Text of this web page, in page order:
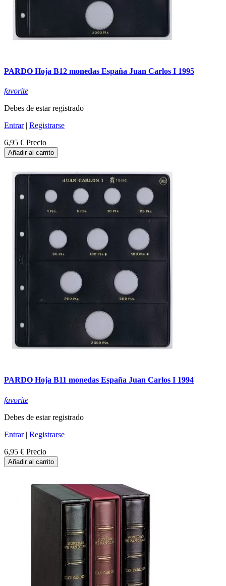
PARDO Hoja B12 monedas España Juan Carlos I 1995
favorite
Debes de estar registrado
Entrar| Registrarse
6,95 € Precio
Añadir al carrito
PARDO Hoja B11 monedas España Juan Carlos I 1994
favorite
Debes de estar registrado
Entrar| Registrarse
6,95 € Precio
Añadir al carrito